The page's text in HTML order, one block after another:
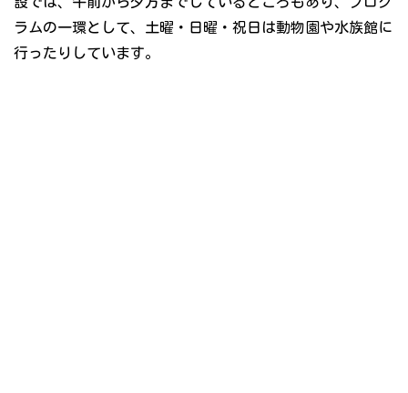
ラムの一環として、土曜・日曜・祝日は動物園や水族館に
行ったりしています。